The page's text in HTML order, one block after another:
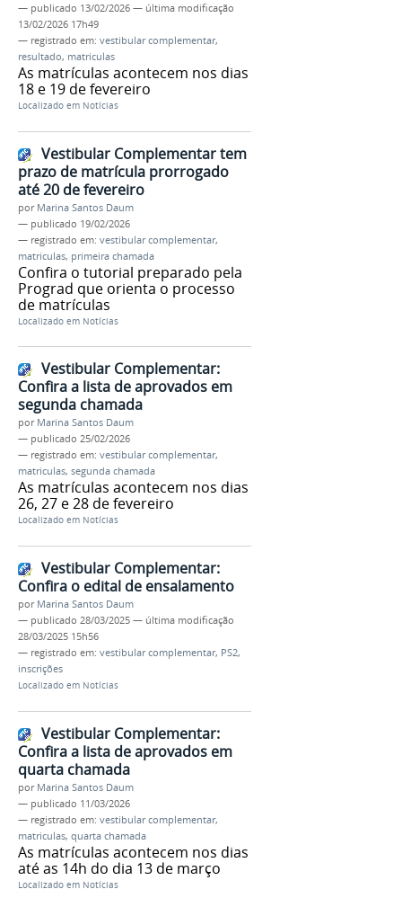
— publicado 13/02/2026 — última modificação
13/02/2026 17h49
— registrado em: vestibular complementar,
resultado, matriculas
As matrículas acontecem nos dias
18 e 19 de fevereiro
Localizado em Notícias
Vestibular Complementar tem
prazo de matrícula prorrogado
até 20 de fevereiro
por Marina Santos Daum
— publicado 19/02/2026
— registrado em: vestibular complementar,
matriculas, primeira chamada
Confira o tutorial preparado pela
Prograd que orienta o processo
de matrículas
Localizado em Notícias
Vestibular Complementar:
Confira a lista de aprovados em
segunda chamada
por Marina Santos Daum
— publicado 25/02/2026
— registrado em: vestibular complementar,
matriculas, segunda chamada
As matrículas acontecem nos dias
26, 27 e 28 de fevereiro
Localizado em Notícias
Vestibular Complementar:
Confira o edital de ensalamento
por Marina Santos Daum
— publicado 28/03/2025 — última modificação
28/03/2025 15h56
— registrado em: vestibular complementar, PS2,
inscrições
Localizado em Notícias
Vestibular Complementar:
Confira a lista de aprovados em
quarta chamada
por Marina Santos Daum
— publicado 11/03/2026
— registrado em: vestibular complementar,
matriculas, quarta chamada
As matrículas acontecem nos dias
até as 14h do dia 13 de março
Localizado em Notícias